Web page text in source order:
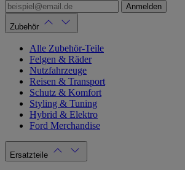
Anmelden
Zubehör
Alle Zubehör-Teile
Felgen & Räder
Nutzfahrzeuge
Reisen & Transport
Schutz & Komfort
Styling & Tuning
Hybrid & Elektro
Ford Merchandise
Ersatzteile